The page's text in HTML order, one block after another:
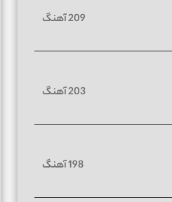
209 آهنگ
203 آهنگ
198 آهنگ